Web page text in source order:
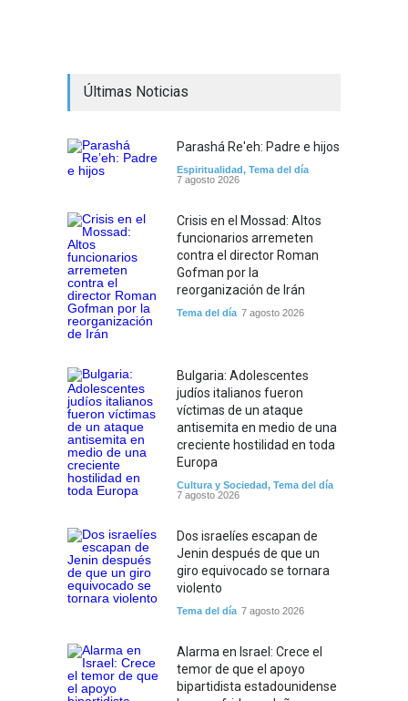
Últimas Noticias
Parashá Re'eh: Padre e hijos
Espiritualidad, Tema del día
7 agosto 2026
Crisis en el Mossad: Altos
funcionarios arremeten
contra el director Roman
Gofman por la
reorganización de Irán
Tema del día 7 agosto 2026
Bulgaria: Adolescentes
judíos italianos fueron
víctimas de un ataque
antisemita en medio de una
creciente hostilidad en toda
Europa
Cultura y Sociedad, Tema del día
7 agosto 2026
Dos israelíes escapan de
Jenin después de que un
giro equivocado se tornara
violento
Tema del día 7 agosto 2026
Alarma en Israel: Crece el
temor de que el apoyo
bipartidista estadounidense